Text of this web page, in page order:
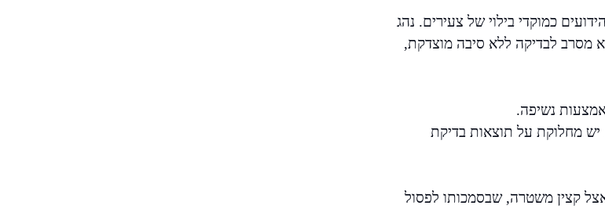
כמוקדי בילוי של צעירים. נהג
מסרב לבדיקה ללא סיבה מוצדקת,
נשיפה.
מחלוקת על תוצאות בדיקת
קצין משטרה, שבסמכותו לפסול